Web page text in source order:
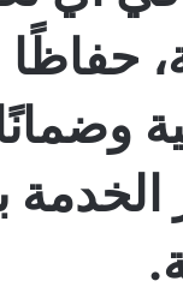
الخدمة